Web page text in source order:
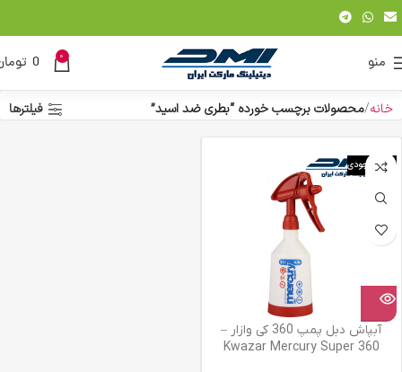
منو 0
0
خانه محصولات برچسب خورده “بطری ضد اسید” فیلترها
اتمام موجودی
آبپاش دبل پمپ 360 کی وازار –
Kwazar Mercury Super 360